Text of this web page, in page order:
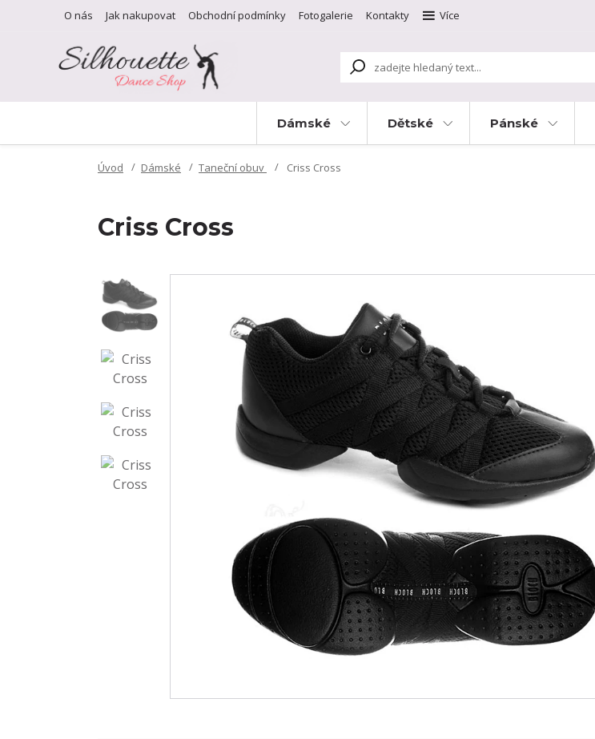
O nás Jak nakupovat Obchodní podmínky Fotogalerie Kontakty Více
Dámské Dětské Pánské
Úvod Dámské Taneční obuv Criss Cross
Criss Cross